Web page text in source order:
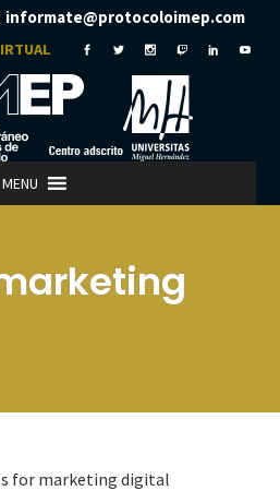
informate@protocoloimep.com
MENU
for marketing digital